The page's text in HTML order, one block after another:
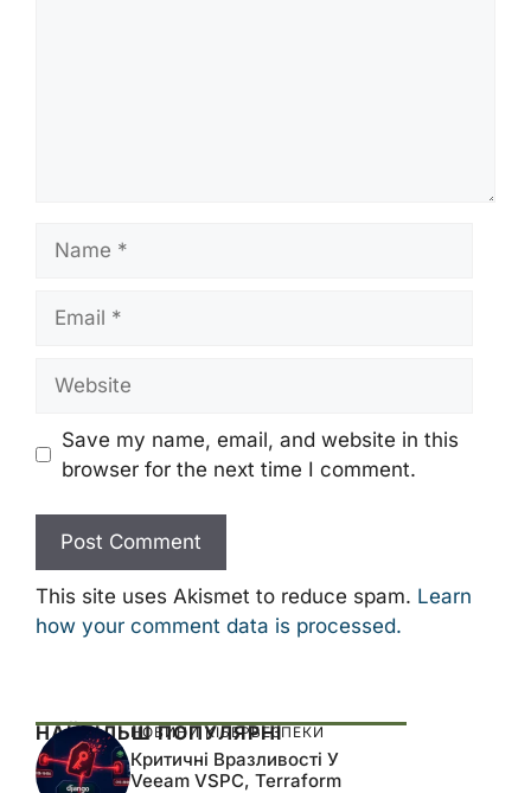
Save my name, email, and website in this
browser for the next time I comment.
This site uses Akismet to reduce spam. Learn
how your comment data is processed.
НАЙБІЛЬШ ПОПУЛЯРНІ
НОВИНИ КІБЕРБЕЗПЕКИ
Критичні Вразливості У
Veeam VSPC, Terraform